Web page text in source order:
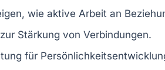
wie aktive Arbeit an
Stärkung von Verbindungen.
für